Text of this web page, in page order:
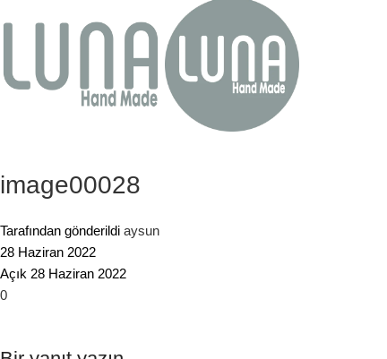
image00028
Tarafından gönderildi aysun
28 Haziran 2022
Açık 28 Haziran 2022
0